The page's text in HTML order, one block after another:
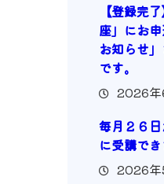
【登録完
座」にお
お知らせ
です。
2026年
毎月２６
に受講でき
2026年